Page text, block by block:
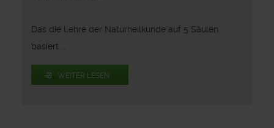
Das die Lehre der Naturheilkunde auf 5 Säulen
basiert ...
WEITER LESEN